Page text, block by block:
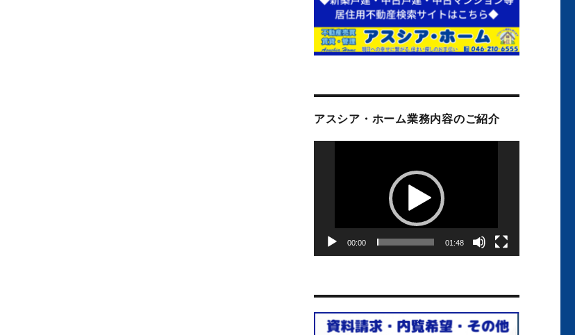
アスシア・ホーム業務内容のご紹介
00:00 01:48